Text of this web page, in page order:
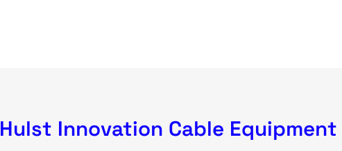
Hulst Innovation Cable Equipment